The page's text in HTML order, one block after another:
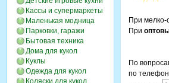
Кассы и супермаркеты
Маленькая модница
Парковки, гаражи
Бытовая техника
Дома для кукол
Куклы
Одежда для кукол
Коляски для кукол
При мелко-
При
По
по